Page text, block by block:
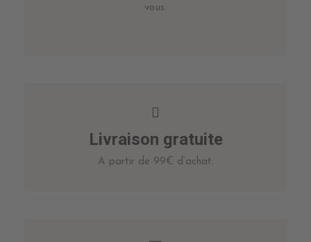
vous.
Livraison gratuite
A partir de 99€ d’achat.